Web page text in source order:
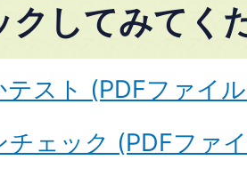
クしてみてく
テスト (PDFファイ
チェック (PDFファ